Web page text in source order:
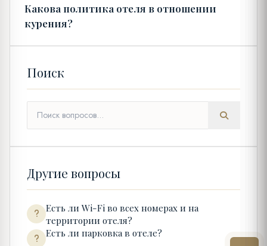
Какова политика отеля в отношении
курения?
Поиск
Другие вопросы
Есть ли Wi-Fi во всех номерах и на
территории отеля?
Есть ли парковка в отеле?